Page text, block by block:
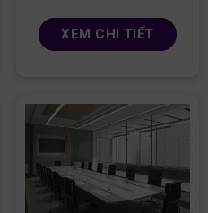
XEM CHI TIẾT